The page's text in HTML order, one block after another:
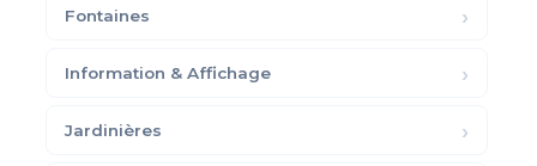
Fontaines
Information & Affichage
Jardinières